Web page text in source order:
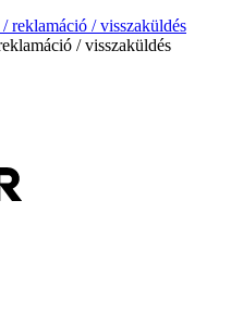
reklamáció / visszaküldés
/ visszaküldés